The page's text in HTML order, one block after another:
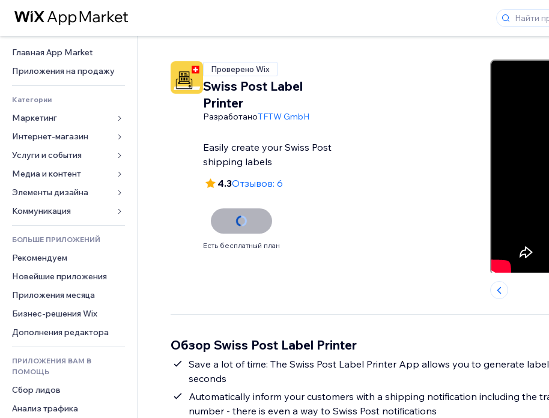
Главная App Market
Приложения на продажу
Категории
Маркетинг
Реклама
Моб. версия
Веб-аналитика
Списки сайтов
Эл. почта
Интернет-магазин
Приложения для магазинов
Доставка
Кнопки продаж
Бухгалтерский учет
Купоны и лояльность
Складские услуги
Еда и напитки
Услуги и события
Отели
События
Рестораны
Недвижимость
Онлайн-запись
Медиа и контент
Галерея
Музыка
Подкасты
Фотография
Видео
PDF
Обмен файлами
Новости
Элементы дизайна
Карты и навигация
Конфиденциальность и
безопасность
Часы
Баннеры и значки
Калькуляторы
Погода
Графики и таблицы
Формы
Опросы
Чат
Комментарии
Телефон
Сообщество
Отзывы и комментарии
Управление отношениями с
клиентом (CRM)
БОЛЬШЕ ПРИЛОЖЕНИЙ
Рекомендуем
Новейшие приложения
Приложения месяца
Бизнес-решения Wix
Дополнения редактора
ПРИЛОЖЕНИЯ ВАМ В
ПОМОЩЬ
Сбор лидов
Анализ трафика
Проверено Wix
Swiss Post Label
Printer
РазработаноTFTW GmbH
Easily create your Swiss Post
shipping labels
4.3Отзывов: 6
Есть бесплатный план
Обзор Swiss Post Label Printer
Save a lot of time: The Swiss Post Label Printer App allows you to generate
seconds
Automatically inform your customers with a shipping notification including the
number - there is even a way to Swiss Post notifications